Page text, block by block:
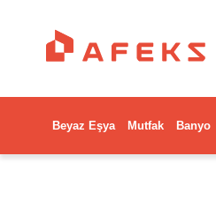
Beyaz Eşya Mutfak Banyo